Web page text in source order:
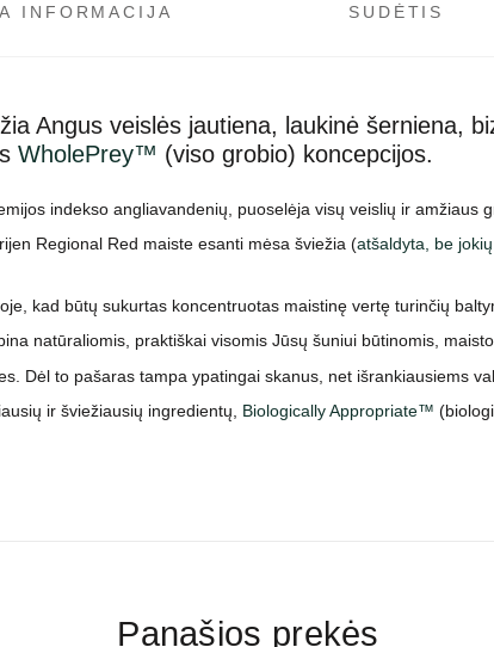
INFORMACIJA SUDĖTIS
Angus veislės jautiena, laukinė šerniena,
WholePrey™ (viso grobio) koncepcijos.
indekso angliavandenių, puoselėja visų veislių ir amžiaus
Regional Red maiste esanti mėsa šviežia (atšaldyta, be
kad būtų sukurtas koncentruotas maistinę vertę turinčių
natūraliomis, praktiškai visomis Jūsų šuniui būtinomis,
Dėl to pašaras tampa ypatingai skanus, net išrankiausiems
ir šviežiausių ingredientų, Biologically Appropriate™
Panašios prekės